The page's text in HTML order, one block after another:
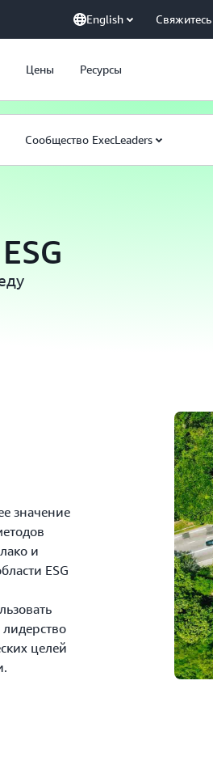
English
Цены Ресурсы
Сообщество ExecLeaders
значение
и
ESG
лидерство
целей